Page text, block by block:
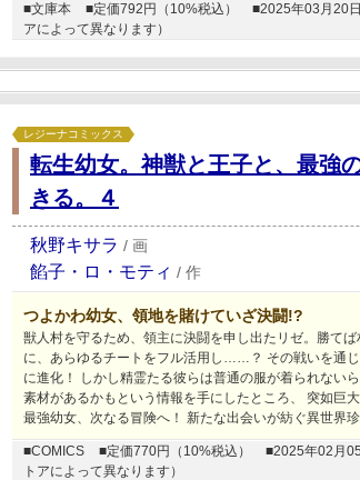
■文庫本 ■定価792円（10%税込）
■2025年03月20
アによって異なります）
レジーナコミックス
転生幼女。神獣と王子と、最強
きる。４
秋野キサラ / 画
餡子・ロ・モティ / 作
つよかわ幼女、領地を賭けていざ決闘!?
獣人村を守るため、領主に決闘を申し出たリゼ。勝て
に、あらゆるチートをフル活用し……？ その戦いを通
に進化！ しかし精霊たる彼らは普通の服が着られない
素材があるかもという情報を手にしたところ、 突如
最強幼女、次なる冒険へ！ 新たな出会いが紡ぐ異世界
■COMICS ■定価770円（10%税込）
■2025年02月
トアによって異なります）